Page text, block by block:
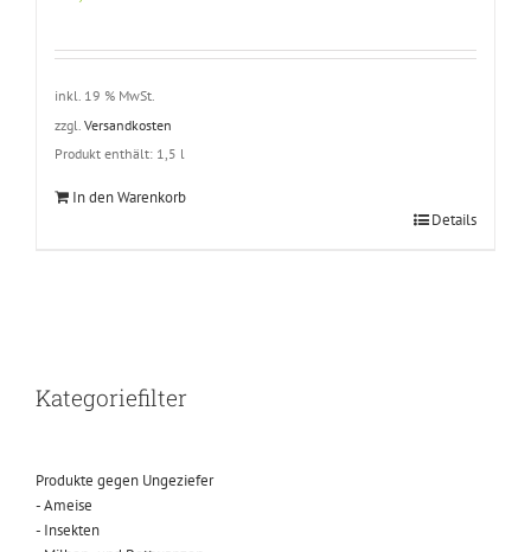
inkl. 19 % MwSt.
zzgl. Versandkosten
Produkt enthält: 1,5 l
In den Warenkorb
Details
Kategoriefilter
Produkte gegen Ungeziefer
- Ameise
- Insekten